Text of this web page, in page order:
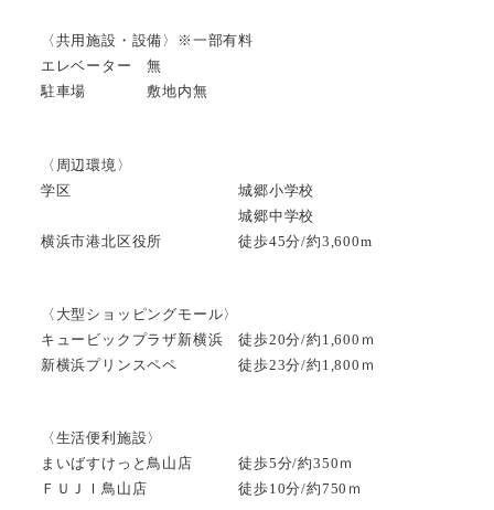
〈共用施設・設備〉※一部有料
エレベーター 無
駐車場 敷地内無
〈周辺環境〉
学区 城郷小学校
城郷中学校
横浜市港北区役所 徒歩45分/約3,600m
〈大型ショッピングモール〉
キュービックプラザ新横浜 徒歩20分/約1,600ｍ
新横浜プリンスペペ 徒歩23分/約1,800ｍ
〈生活便利施設〉
まいばすけっと鳥山店 徒歩5分/約350ｍ
ＦＵＪＩ鳥山店 徒歩10分/約750ｍ